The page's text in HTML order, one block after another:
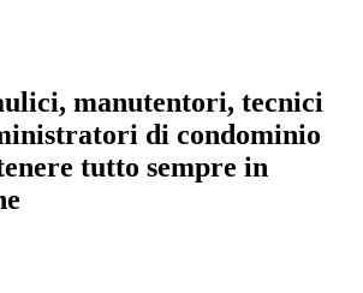
manutentori, tecnici
di condominio
tutto sempre in